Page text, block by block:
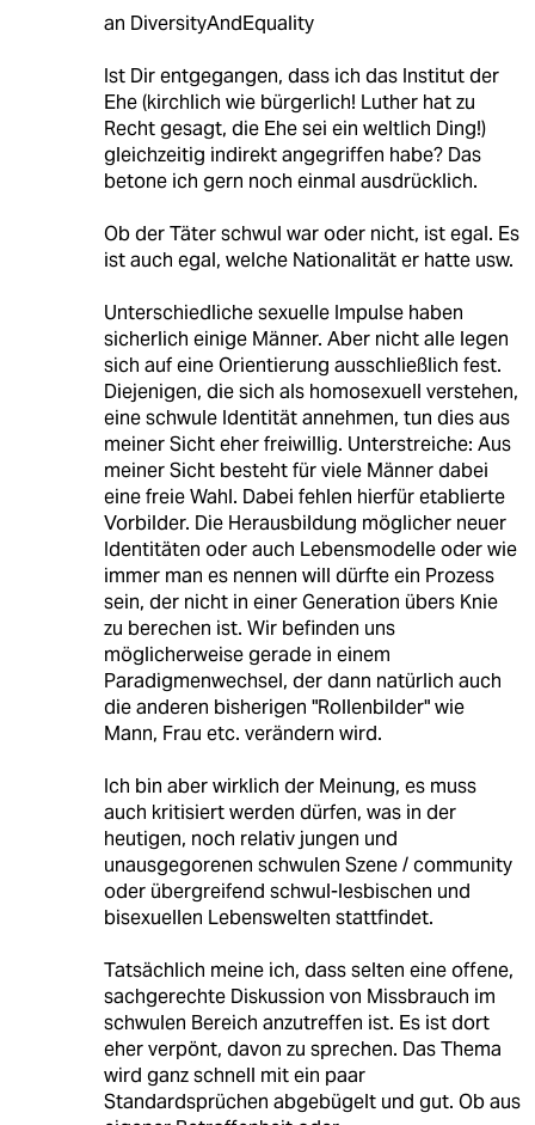
an DiversityAndEquality
Ist Dir entgegangen, dass ich das Institut der
Ehe (kirchlich wie bürgerlich! Luther hat zu
Recht gesagt, die Ehe sei ein weltlich Ding!)
gleichzeitig indirekt angegriffen habe? Das
betone ich gern noch einmal ausdrücklich.
Ob der Täter schwul war oder nicht, ist egal. Es
ist auch egal, welche Nationalität er hatte usw.
Unterschiedliche sexuelle Impulse haben
sicherlich einige Männer. Aber nicht alle legen
sich auf eine Orientierung ausschließlich fest.
Diejenigen, die sich als homosexuell verstehen,
eine schwule Identität annehmen, tun dies aus
meiner Sicht eher freiwillig. Unterstreiche: Aus
meiner Sicht besteht für viele Männer dabei
eine freie Wahl. Dabei fehlen hierfür etablierte
Vorbilder. Die Herausbildung möglicher neuer
Identitäten oder auch Lebensmodelle oder wie
immer man es nennen will dürfte ein Prozess
sein, der nicht in einer Generation übers Knie
zu berechen ist. Wir befinden uns
möglicherweise gerade in einem
Paradigmenwechsel, der dann natürlich auch
die anderen bisherigen "Rollenbilder" wie
Mann, Frau etc. verändern wird.
Ich bin aber wirklich der Meinung, es muss
auch kritisiert werden dürfen, was in der
heutigen, noch relativ jungen und
unausgegorenen schwulen Szene / community
oder übergreifend schwul-lesbischen und
bisexuellen Lebenswelten stattfindet.
Tatsächlich meine ich, dass selten eine offene,
sachgerechte Diskussion von Missbrauch im
schwulen Bereich anzutreffen ist. Es ist dort
eher verpönt, davon zu sprechen. Das Thema
wird ganz schnell mit ein paar
Standardsprüchen abgebügelt und gut. Ob aus